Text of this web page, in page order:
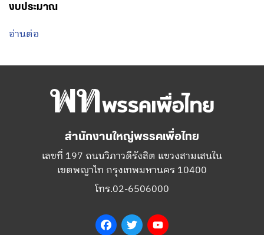
งบประมาณ
อ่านต่อ
สำนักงานใหญ่พรรคเพื่อไทย
เลขที่ 197 ถนนวิภาวดีรังสิต แขวงสามเสนใน
เขตพญาไท กรุงเทพมหานคร 10400
โทร.02-6506000
FacebookTwitter